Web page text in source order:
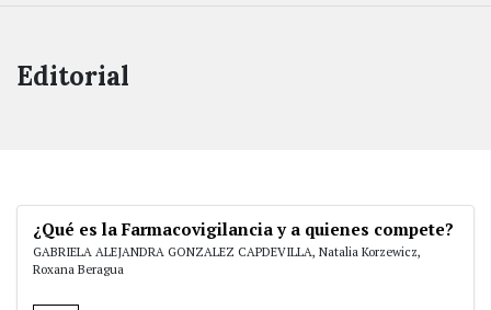
Editorial
¿Qué es la Farmacovigilancia y a quienes compete?
GABRIELA ALEJANDRA GONZALEZ CAPDEVILLA, Natalia Korzewicz,
Roxana Beragua